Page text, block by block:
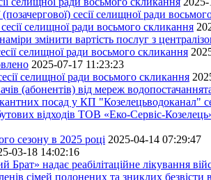
сесії селищної ради
селищної ради восьмого скликання
змінити вартість послуг з
селищної ради восьмого скликання
2025-07-17 11:23:23
селищної ради восьмого скликання
(абонентів) від мереж
посад у КП "Козелецьводоканал"
відходів ТОВ «Еко-Сервіс-
сезону в 2025 році 2025-04-14 07:29:47
03-18 14:02:16
Брат» надає реабілітаційне лікування
сімей полонених та зниклих безвісти